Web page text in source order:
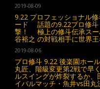
2019-08-09
9.22 プロフェッショナル
ード 話題の9.22プロ修斗
撃！ 極上の修斗伝承ス
谷裕之 の対戦相手に世界王
2019-08-06
プロ修斗 9.22 後楽園ホー
丸匠、階級変更第2戦で早
ルスイングが炸裂するか
イバルマッチ・魚井vs田丸